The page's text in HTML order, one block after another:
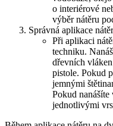
o interiérové
výběr nátěru
Správná aplikace
Při aplikaci
techniku.
dřevních
pistole. Pokud
jemnými
Pokud nanášíte
jednotlivými